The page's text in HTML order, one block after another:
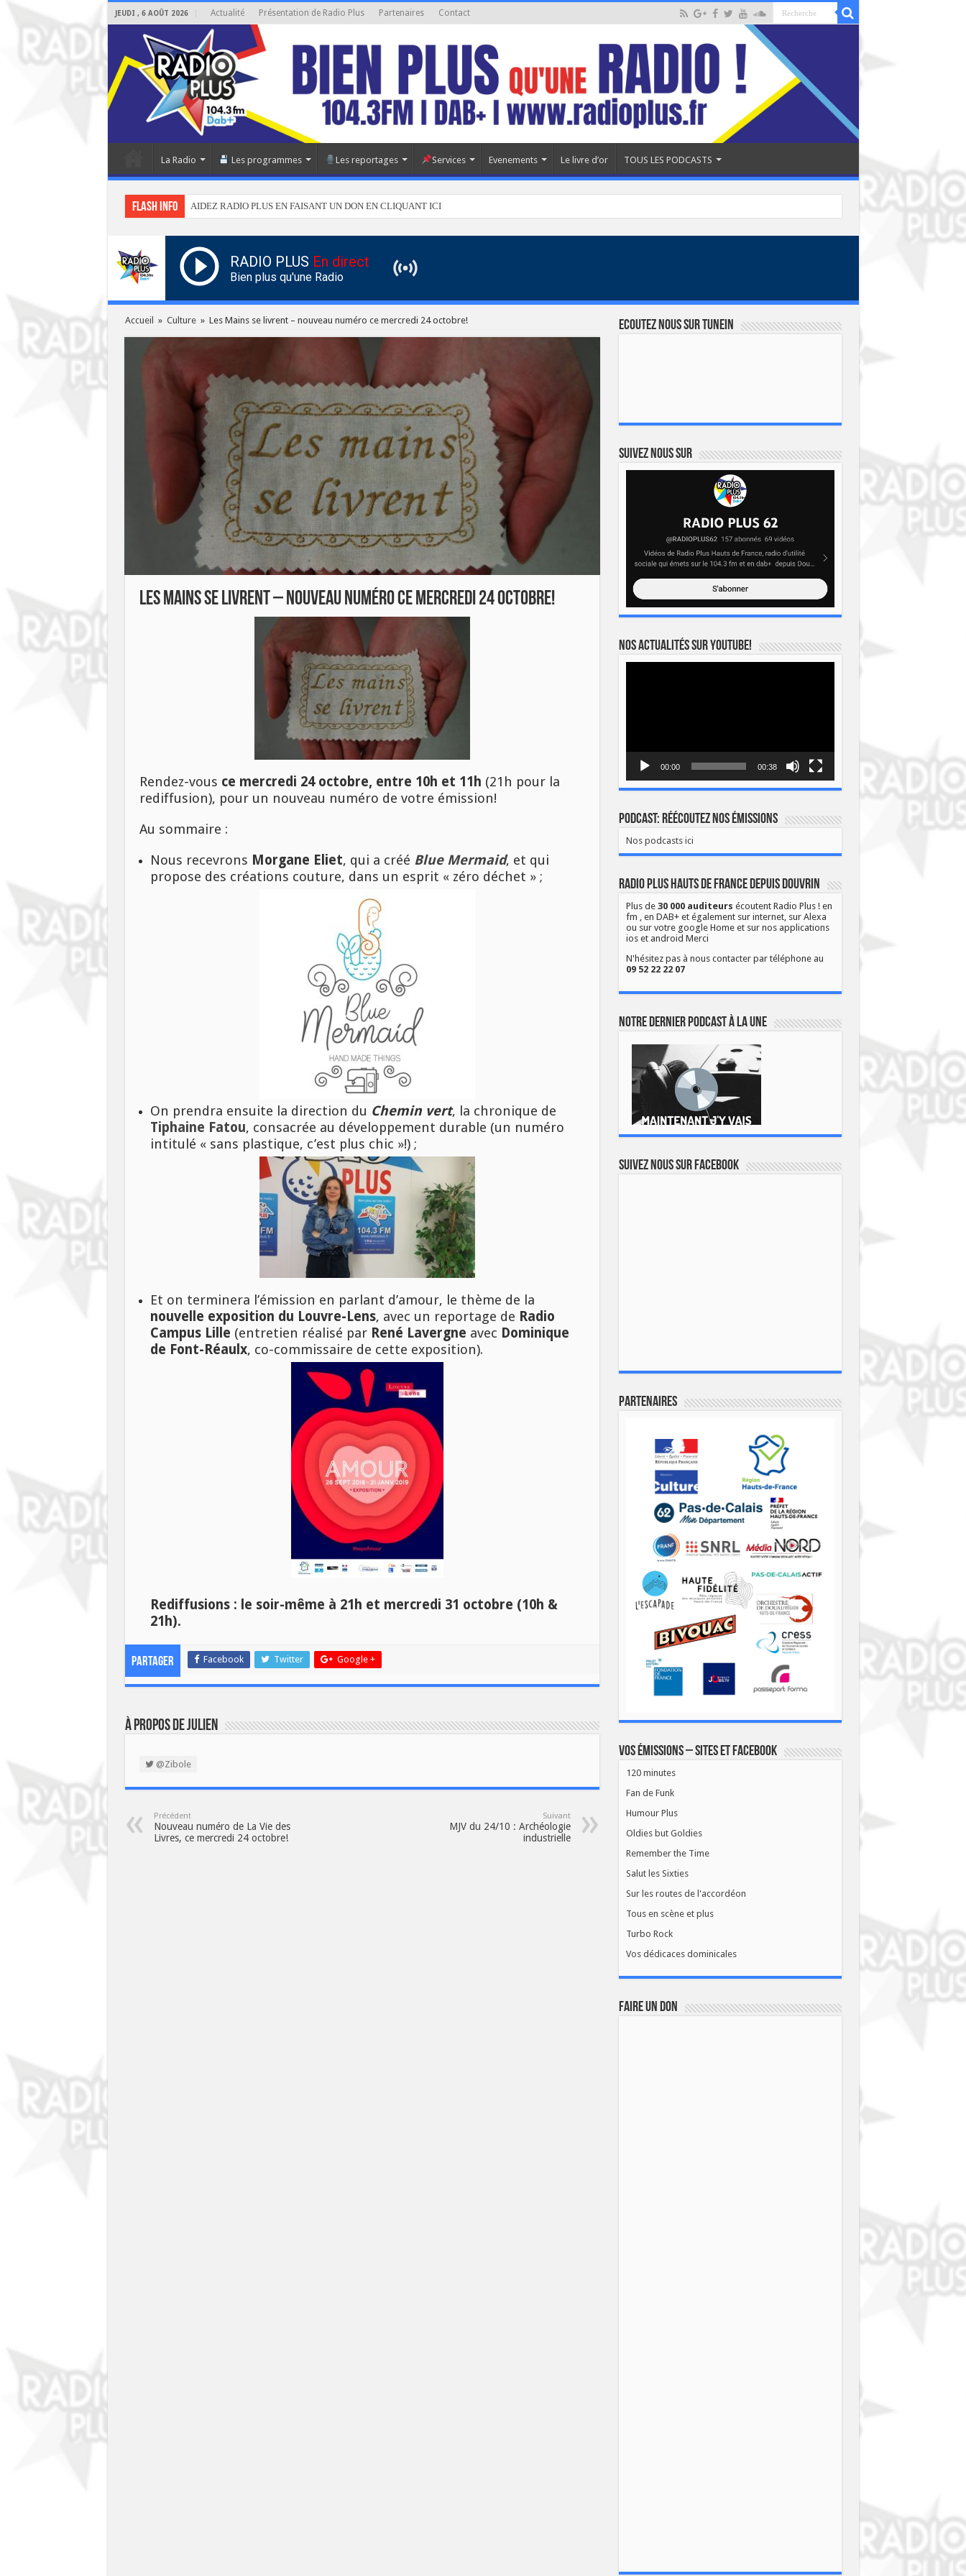
JEUDI , 6 AOÛT 2026 Actualité Présentation de Radio Plus Partenaires Contact
La Radio Les programmes Les reportages Services Evenements Le livre d’or TOUS LES PODCASTS
Flash info AIDEZ RADIO PLUS EN FAISANT UN DON EN CLIQUANT ICI
RADIO PLUS En direct
Bien plus qu'une Radio
Accueil » Culture » Les Mains se livrent – nouveau numéro ce mercredi 24 octobre!
Les Mains se livrent – nouveau numéro ce mercredi 24 octobre!
Rendez-vous ce mercredi 24 octobre, entre 10h et 11h (21h pour la
rediffusion), pour un nouveau numéro de votre émission!
Au sommaire :
Nous recevrons Morgane Eliet, qui a créé Blue Mermaid, et qui
propose des créations couture, dans un esprit « zéro déchet » ;
On prendra ensuite la direction du Chemin vert, la chronique de
Tiphaine Fatou, consacrée au développement durable (un numéro
intitulé « sans plastique, c’est plus chic »!) ;
Et on terminera l’émission en parlant d’amour, le thème de la
nouvelle exposition du Louvre-Lens, avec un reportage de Radio
Campus Lille (entretien réalisé par René Lavergne avec Dominique
de Font-Réaulx, co-commissaire de cette exposition).
Rediffusions : le soir-même à 21h et mercredi 31 octobre (10h &
21h).
Partager Facebook Twitter Google +
À propos de Julien
@Zibole
Précédent
Nouveau numéro de La Vie des
Livres, ce mercredi 24 octobre!
Suivant
MJV du 24/10 : Archéologie
industrielle
Ecoutez nous sur TuneIn
Suivez nous sur
Nos actualités sur YOUTUBE!
00:00 00:38
Podcast: Réécoutez nos émissions
Nos podcasts ici
Radio Plus Hauts de France depuis Douvrin
Plus de 30 000 auditeurs écoutent Radio Plus ! en
fm , en DAB+ et également sur internet, sur Alexa
ou sur votre google Home et sur nos applications
ios et android Merci
N'hésitez pas à nous contacter par téléphone au
09 52 22 22 07
Notre dernier podcast à la une
Suivez nous sur Facebook
Partenaires
Vos émissions – Sites et Facebook
120 minutes
Fan de Funk
Humour Plus
Oldies but Goldies
Remember the Time
Salut les Sixties
Sur les routes de l'accordéon
Tous en scène et plus
Turbo Rock
Vos dédicaces dominicales
FAIRE UN DON